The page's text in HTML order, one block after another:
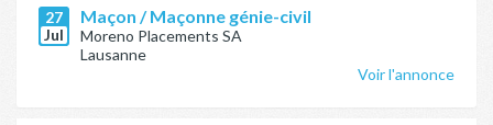
27
Jul
Maçon / Maçonne génie-civil
Moreno Placements SA
Lausanne
Voir l'annonce